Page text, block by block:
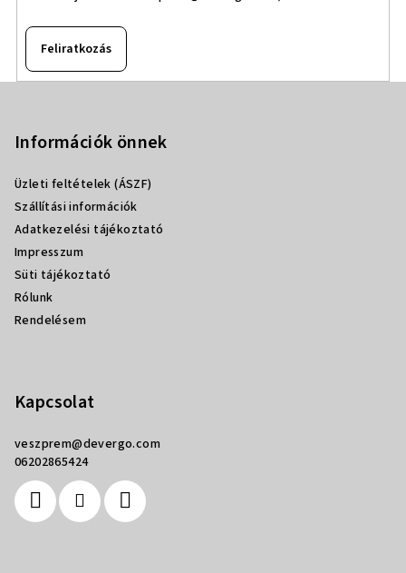
Feliratkozás
Információk önnek
Üzleti feltételek (ÁSZF)
Szállítási információk
Adatkezelési tájékoztató
Impresszum
Süti tájékoztató
Rólunk
Rendelésem
Kapcsolat
veszprem@devergo.com
06202865424